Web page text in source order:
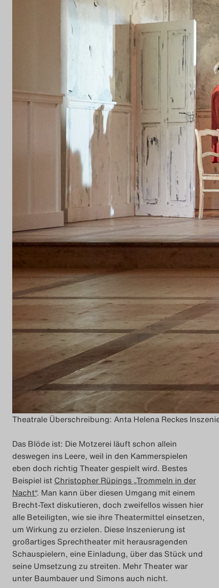
Theatrale Überschreibung: Anta Helena Reckes
Das Blöde ist: Die Motzerei läuft schon allein
deswegen ins Leere, weil in den Kammerspielen
eben doch richtig Theater gespielt wird. Bestes
Beispiel ist Christopher Rüpings „Trommeln in der
Nacht“. Man kann über diesen Umgang mit einem
Brecht-Text diskutieren, doch zweifellos wissen hier
alle Beteiligten, wie sie ihre Theatermittel einsetzen,
um Wirkung zu erzielen. Diese Inszenierung ist
großartiges Sprechtheater mit herausragenden
Schauspielern, eine Einladung, über das Stück und
seine Umsetzung zu streiten. Mehr Theater war
unter Baumbauer und Simons auch nicht.